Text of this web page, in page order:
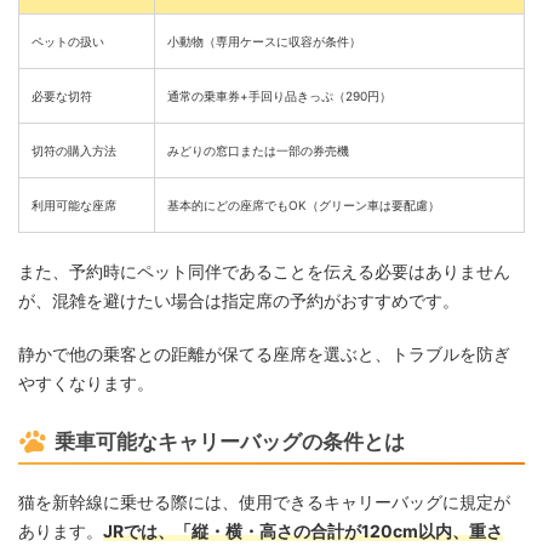
ペットの扱い 小動物（専用ケースに収容が条件）
必要な切符 通常の乗車券+手回り品きっぷ（290円）
切符の購入方法 みどりの窓口または一部の券売機
利用可能な座席 基本的にどの座席でもOK（グリーン車は要配慮）
また、予約時にペット同伴であることを伝える必要はありません
が、混雑を避けたい場合は指定席の予約がおすすめです。
静かで他の乗客との距離が保てる座席を選ぶと、トラブルを防ぎ
やすくなります。
乗車可能なキャリーバッグの条件とは
猫を新幹線に乗せる際には、使用できるキャリーバッグに規定が
あります。 JRでは、「縦・横・高さの合計が120cm以内、重さ